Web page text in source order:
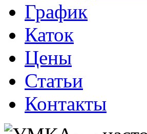
График
Каток
Цены
Статьи
Контакты